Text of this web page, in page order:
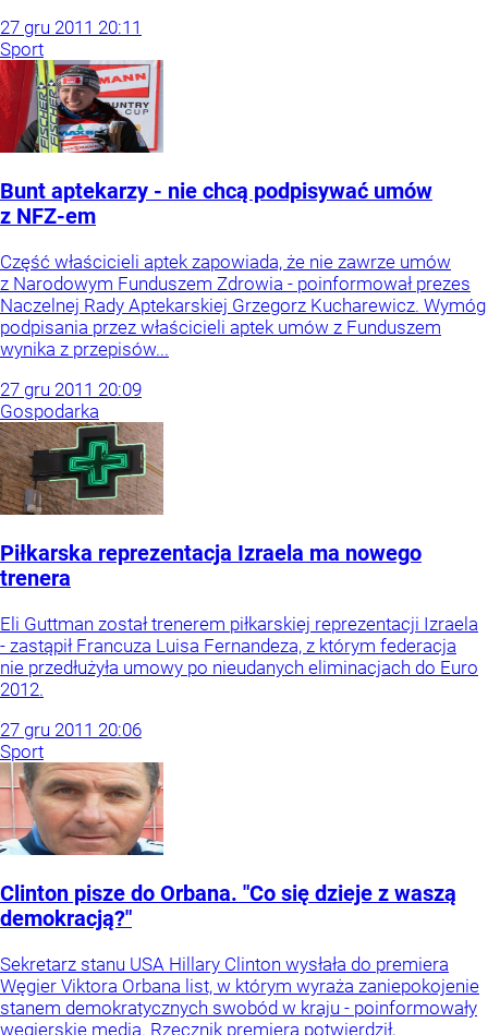
27 gru 2011 20:11
Sport
Bunt aptekarzy - nie chcą podpisywać umów
z NFZ-em
Część właścicieli aptek zapowiada, że nie zawrze umów
z Narodowym Funduszem Zdrowia - poinformował prezes
Naczelnej Rady Aptekarskiej Grzegorz Kucharewicz. Wymóg
podpisania przez właścicieli aptek umów z Funduszem
wynika z przepisów...
27 gru 2011 20:09
Gospodarka
Piłkarska reprezentacja Izraela ma nowego
trenera
Eli Guttman został trenerem piłkarskiej reprezentacji Izraela
- zastąpił Francuza Luisa Fernandeza, z którym federacja
nie przedłużyła umowy po nieudanych eliminacjach do Euro
2012.
27 gru 2011 20:06
Sport
Clinton pisze do Orbana. "Co się dzieje z waszą
demokracją?"
Sekretarz stanu USA Hillary Clinton wysłała do premiera
Węgier Viktora Orbana list, w którym wyraża zaniepokojenie
stanem demokratycznych swobód w kraju - poinformowały
węgierskie media. Rzecznik premiera potwierdził,